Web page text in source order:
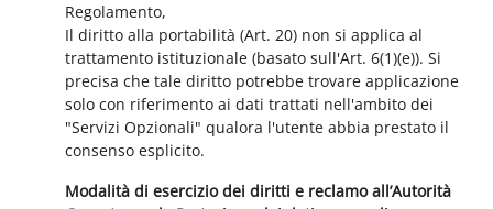
Regolamento,
Il diritto alla portabilità (Art. 20) non si applica al
trattamento istituzionale (basato sull'Art. 6(1)(e)). Si
precisa che tale diritto potrebbe trovare applicazione
solo con riferimento ai dati trattati nell'ambito dei
"Servizi Opzionali" qualora l'utente abbia prestato il
consenso esplicito.
Modalità di esercizio dei diritti e reclamo all’Autorità